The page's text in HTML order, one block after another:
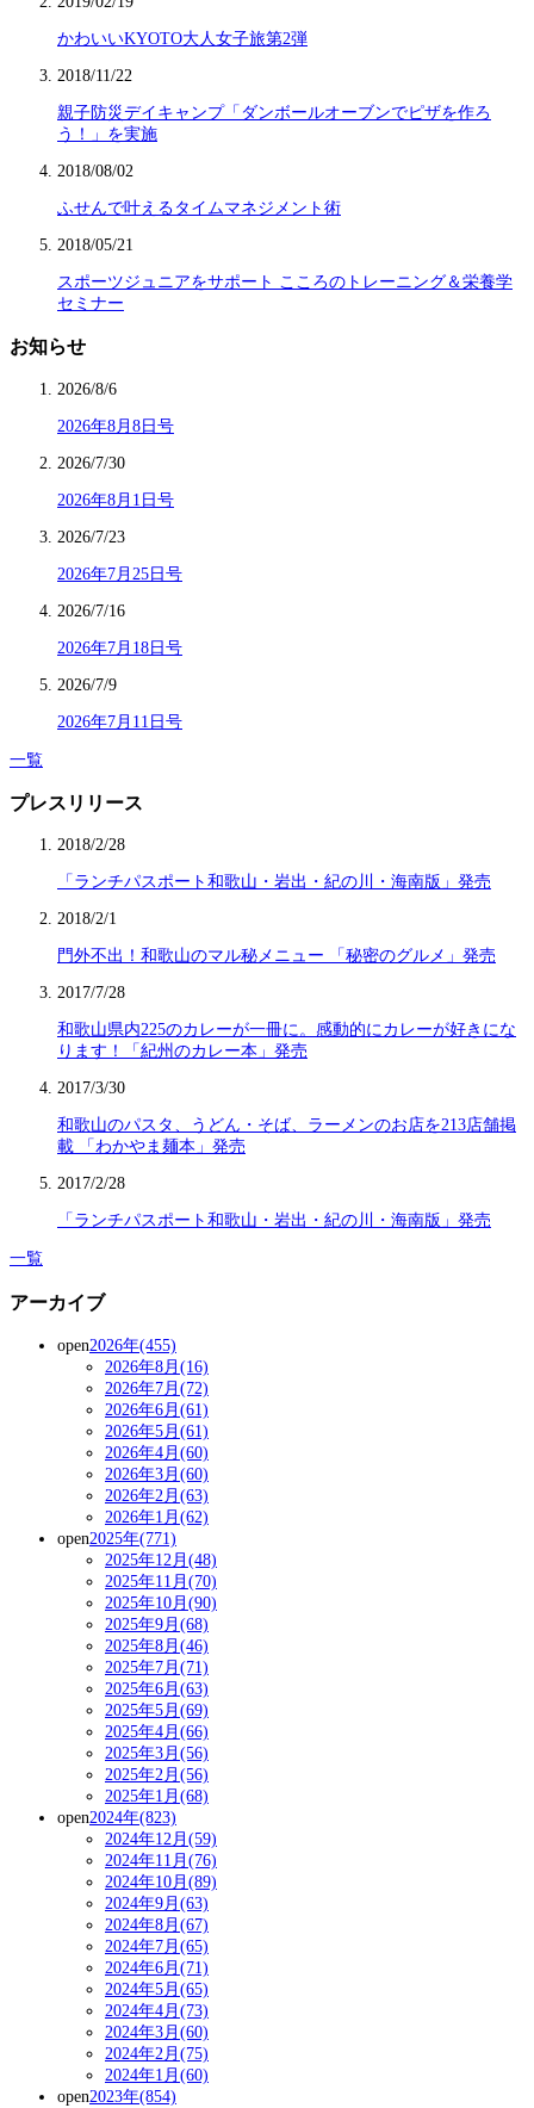
かわいいKYOTO大人女子旅第2弾
2018/11/22
親子防災デイキャンプ「ダンボールオーブンでピザを作ろ
う！」を実施
2018/08/02
ふせんで叶えるタイムマネジメント術
2018/05/21
スポーツジュニアをサポート こころのトレーニング＆栄養学
セミナー
お知らせ
2026/8/6
2026年8月8日号
2026/7/30
2026年8月1日号
2026/7/23
2026年7月25日号
2026/7/16
2026年7月18日号
2026/7/9
2026年7月11日号
一覧
プレスリリース
2018/2/28
「ランチパスポート和歌山・岩出・紀の川・海南版」発売
2018/2/1
門外不出！和歌山のマル秘メニュー 「秘密のグルメ」発売
2017/7/28
和歌山県内225のカレーが一冊に。感動的にカレーが好きにな
ります！「紀州のカレー本」発売
2017/3/30
和歌山のパスタ、うどん・そば、ラーメンのお店を213店舗掲
載 「わかやま麺本」発売
2017/2/28
「ランチパスポート和歌山・岩出・紀の川・海南版」発売
一覧
アーカイブ
open2026年(455)
2026年8月(16)
2026年7月(72)
2026年6月(61)
2026年5月(61)
2026年4月(60)
2026年3月(60)
2026年2月(63)
2026年1月(62)
open2025年(771)
2025年12月(48)
2025年11月(70)
2025年10月(90)
2025年9月(68)
2025年8月(46)
2025年7月(71)
2025年6月(63)
2025年5月(69)
2025年4月(66)
2025年3月(56)
2025年2月(56)
2025年1月(68)
open2024年(823)
2024年12月(59)
2024年11月(76)
2024年10月(89)
2024年9月(63)
2024年8月(67)
2024年7月(65)
2024年6月(71)
2024年5月(65)
2024年4月(73)
2024年3月(60)
2024年2月(75)
2024年1月(60)
open2023年(854)